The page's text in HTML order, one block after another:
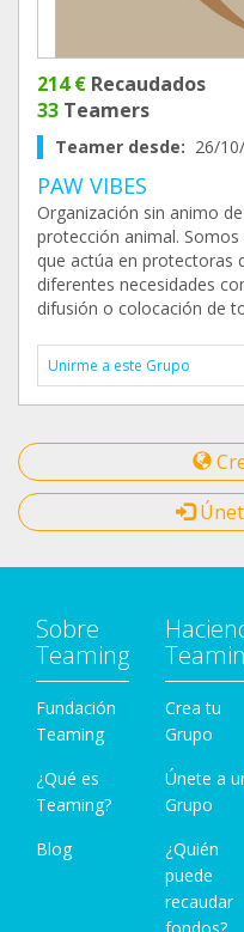
214 € Recaudados
33 Teamers
Teamer desde: 26/
PAW VIBES
Organización sin animo
protección animal.
que actúa en protectoras
diferentes necesidades
difusión o colocación de
Unirme a este Grupo
Sobre
Teaming
Fundación
Teaming
¿Qué es
Teaming?
Blog
Crea tu
Grupo
Únete a
Grupo
¿Quién
puede
recaudar